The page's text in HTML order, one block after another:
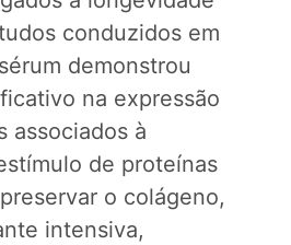
conduzidos em
demonstrou
na expressão
associados à
de proteínas
o colágeno,
intensiva,